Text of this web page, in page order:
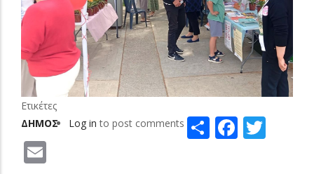
Ετικέτες
ΔΗΜΟΣ
Log in to post comments Share